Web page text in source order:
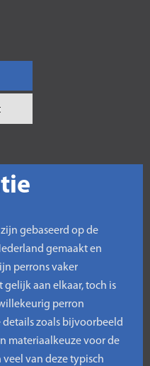
gebaseerd op de
gemaakt en
perrons vaker
gelijk aan elkaar, toch is
perron
details zoals bijvoorbeeld
materiaalkeuze voor de
van deze typisch